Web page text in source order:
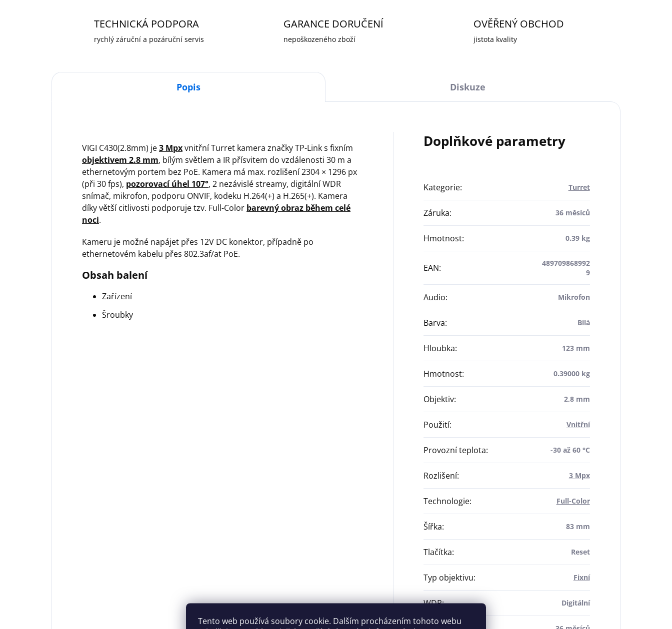
Tento web používá soubory cookie. Dalším procházením tohoto webu
TECHNICKÁ PODPORA
rychlý záruční a pozáruční servis
GARANCE DORUČENÍ
nepoškozeného zboží
OVĚŘENÝ OBCHOD
jistota kvality
Popis Diskuze
VIGI C430(2.8mm) je3 Mpxvnitřní Turret kamera značky TP-Link s fixním
objektivem 2.8 mm, bílým světlem a IR přísvitem do vzdálenosti 30 m a
ethernetovým portem bez PoE. Kamera má max. rozlišení 2304 × 1296 px
(při 30 fps), pozorovací úhel 107°, 2 nezávislé streamy, digitální WDR
snímač, mikrofon, podporu ONVIF, kodeku H.264(+) a H.265(+). Kamera
díky větší citlivosti podporuje tzv. Full-Color barevný obraz během celé
noci.
Kameru je možné napájet přes 12V DC konektor, případně po
ethernetovém kabelu přes 802.3af/at PoE.
Obsah balení
Zařízení
Šroubky
Doplňkové parametry
Kategorie: Turret
Záruka: 36 měsíců
Hmotnost: 0.39 kg
EAN:
489709868992
9
Audio: Mikrofon
Barva: Bílá
Hloubka: 123 mm
Hmotnost: 0.39000 kg
Objektiv: 2,8 mm
Použití: Vnitřní
Provozní teplota: -30 až 60 °C
Rozlišení: 3 Mpx
Technologie: Full-Color
Šířka: 83 mm
Tlačítka: Reset
Typ objektivu: Fixní
WDR: Digitální